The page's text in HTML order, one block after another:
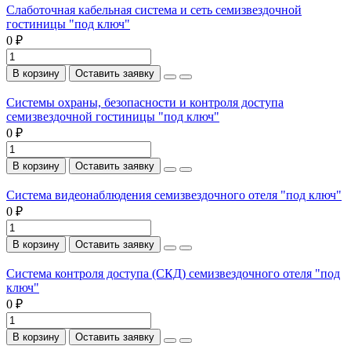
Слаботочная кабельная система и сеть семизвездочной
гостиницы "под ключ"
0 ₽
В корзину Оставить заявку
Системы охраны, безопасности и контроля доступа
семизвездочной гостиницы "под ключ"
0 ₽
В корзину Оставить заявку
Система видеонаблюдения семизвездочного отеля "под ключ"
0 ₽
В корзину Оставить заявку
Система контроля доступа (СКД) семизвездочного отеля "под
ключ"
0 ₽
В корзину Оставить заявку